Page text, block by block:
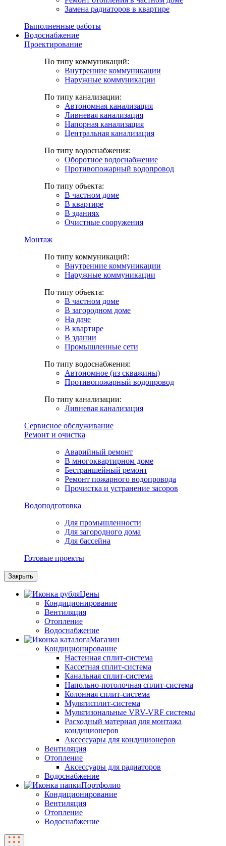
Замена радиаторов в квартире
Выполненные работы
Водоснабжение
Проектирование
По типу коммуникаций:
Внутренние коммуникации
Наружные коммуникации
По типу канализации:
Автономная канализация
Ливневая канализация
Напорная канализация
Центральная канализация
По типу водоснабжения:
Оборотное водоснабжение
Противопожарный водопровод
По типу объекта:
В частном доме
В квартире
В зданиях
Очистные сооружения
Монтаж
По типу коммуникаций:
Внутренние коммуникации
Наружные коммуникации
По типу объекта:
В частном доме
В загородном доме
На даче
В квартире
В здании
Промышленные сети
По типу водоснабжения:
Автономное (из скважины)
Противопожарный водопровод
По типу канализации:
Ливневая канализация
Сервисное обслуживание
Ремонт и очистка
Аварийный ремонт
В многоквартирном доме
Бестраншейный ремонт
Ремонт пожарного водопровода
Прочистка и устранение засоров
Водоподготовка
Для промышленности
Для загородного дома
Для бассейна
Готовые проекты
Закрыть
Цены
Кондиционирование
Вентиляция
Отопление
Водоснабжение
Магазин
Кондиционирование
Настенная сплит-система
Кассетная сплит-система
Канальная сплит-система
Напольно-потолочная сплит-система
Колонная сплит-система
Мультисплит-система
Мультизональные VRV-VRF системы
Расходный материал для монтажа
кондиционеров
Аксессуары для кондиционеров
Вентиляция
Отопление
Аксессуары для радиаторов
Водоснабжение
Портфолио
Кондиционирование
Вентиляция
Отопление
Водоснабжение